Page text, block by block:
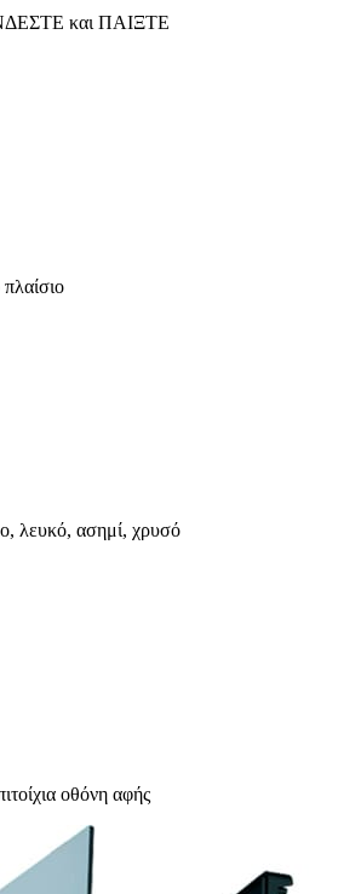
και ΠΑΙΞΤΕ
λευκό, ασημί, χρυσό
οθόνη αφής